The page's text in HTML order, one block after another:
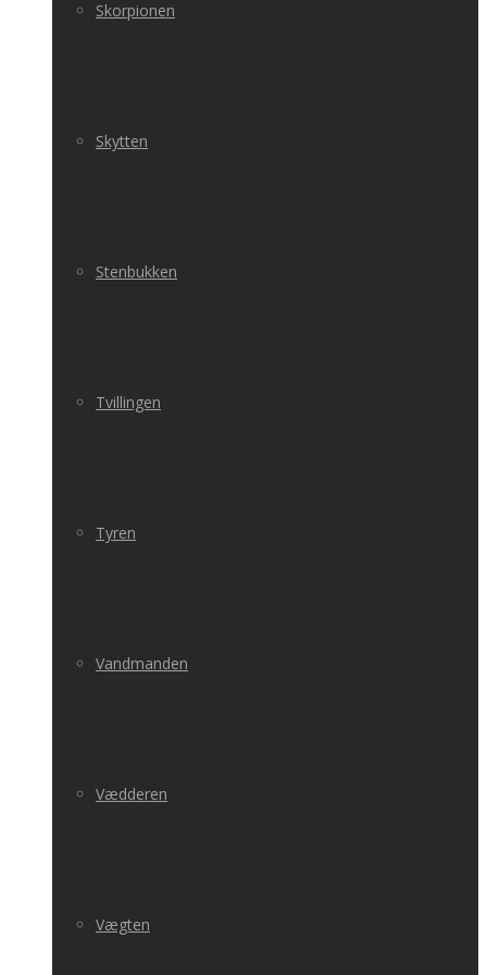
Skorpionen
Skytten
Stenbukken
Tvillingen
Tyren
Vandmanden
Vædderen
Vægten